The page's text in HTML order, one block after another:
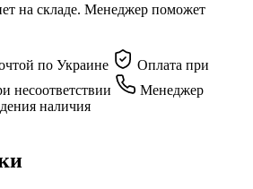
на складе. Менеджер поможет
по Украине
Оплата при
несоответствии
Менеджер
наличия